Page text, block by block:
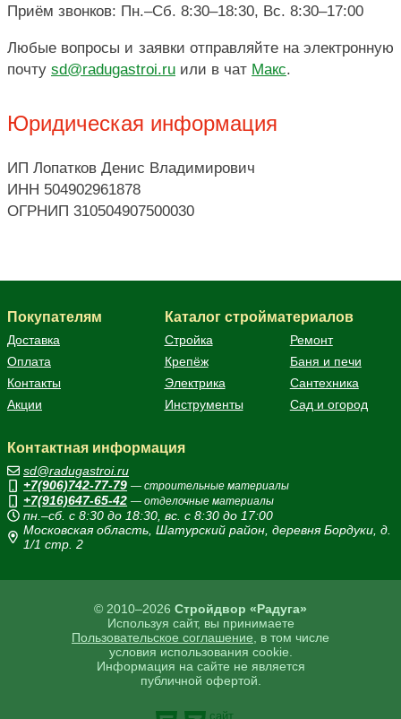
Приём звонков: Пн.–Сб. 8:30–18:30, Вс. 8:30–17:00
Любые вопросы и заявки отправляйте на электронную
почту sd@radugastroi.ru или в чат Макс.
Юридическая информация
ИП Лопатков Денис Владимирович
ИНН 504902961878
ОГРНИП 310504907500030
© 2010–2026 Стройдвор «Радуга»
Используя сайт, вы принимаете
Пользовательское соглашение , в том числе
условия использования cookie.
Информация на сайте не является
публичной офертой.
Покупателям
Доставка
Оплата
Контакты
Акции
Каталог стройматериалов
Стройка
Ремонт
Крепёж
Баня и печи
Электрика
Сантехника
Инструменты
Сад и огород
Контактная информация
sd@radugastroi.ru
+7(906)742-77-79 — строительные материалы
+7(916)647-65-42 — отделочные материалы
пн.–сб. с 8:30 до 18:30, вс. с 8:30 до 17:00
Московская область, Шатурский район, деревня Бордуки, д.
1/1 стр. 2